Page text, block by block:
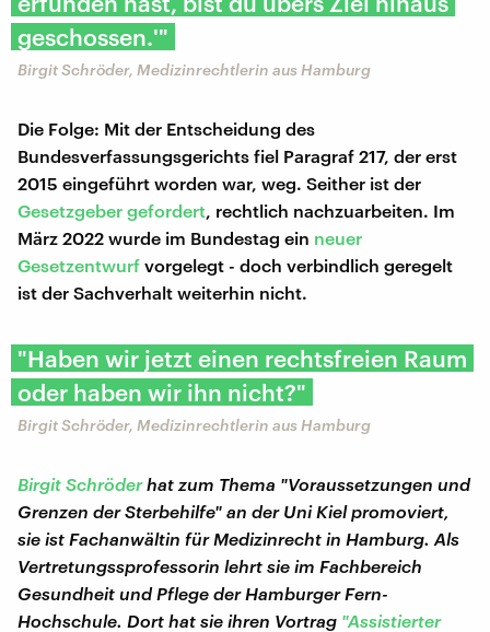
geschossen.'"
Birgit Schröder, Medizinrechtlerin aus Hamburg
Die Folge: Mit der Entscheidung des
Bundesverfassungsgerichts fiel Paragraf 217, der erst
2015 eingeführt worden war, weg. Seither ist der
Gesetzgeber gefordert , rechtlich nachzuarbeiten. Im
März 2022 wurde im Bundestag ein neuer
Gesetzentwurf vorgelegt - doch verbindlich geregelt
ist der Sachverhalt weiterhin nicht.
"Haben wir jetzt einen rechtsfreien Raum
oder haben wir ihn nicht?"
Birgit Schröder, Medizinrechtlerin aus Hamburg
Birgit Schröderhat zum Thema "Voraussetzungen und
Grenzen der Sterbehilfe" an der Uni Kiel promoviert,
sie ist Fachanwältin für Medizinrecht in Hamburg. Als
Vertretungssprofessorin lehrt sie im Fachbereich
Gesundheit und Pflege der Hamburger Fern-
Hochschule. Dort hat sie ihren Vortrag "Assistierter